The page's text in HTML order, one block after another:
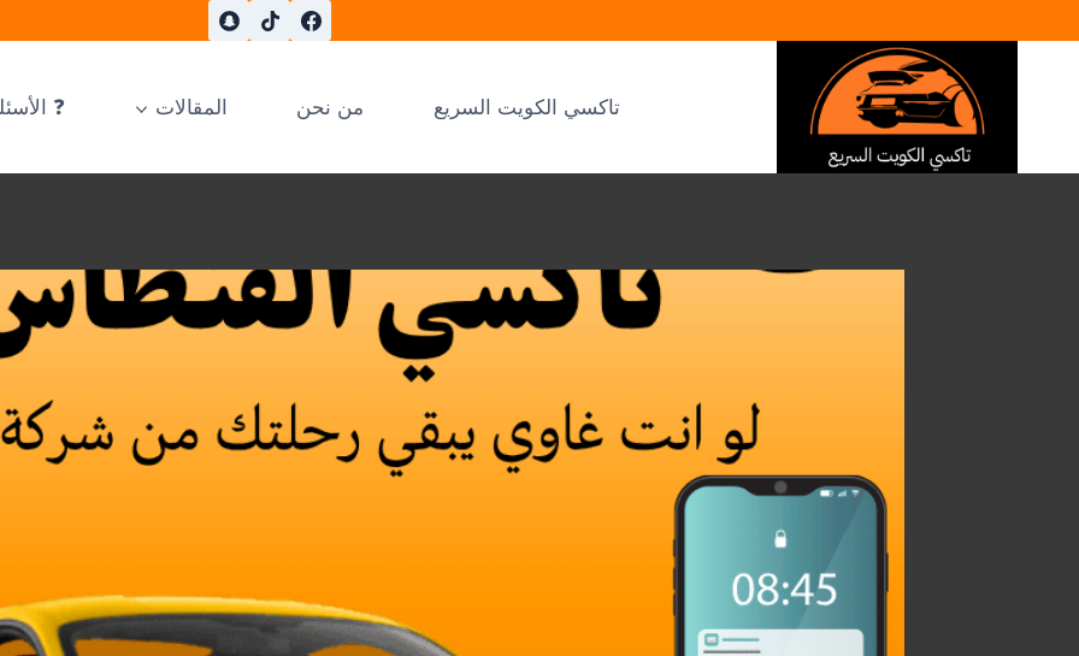
إلى
تاكسي الكويت السريع
من نحن المقالات ❓